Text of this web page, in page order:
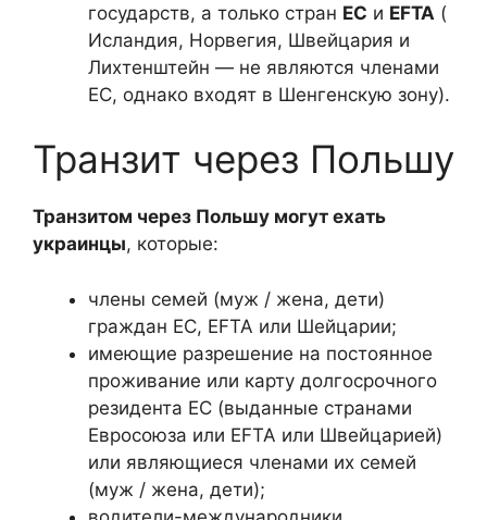
государств, а только стран ЕС и EFTA (
Исландия, Норвегия, Швейцария и
Лихтенштейн — не являются членами
ЕС, однако входят в Шенгенскую зону).
Транзит через Польшу
Транзитом через Польшу могут ехать
украинцы, которые:
члены семей (муж / жена, дети)
граждан ЕС, EFTA или Шейцарии;
имеющие разрешение на постоянное
проживание или карту долгосрочного
резидента ЕС (выданные странами
Евросоюза или EFTA или Швейцарией)
или являющиеся членами их семей
(муж / жена, дети);